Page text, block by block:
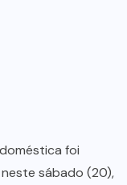
foi
sábado (20),